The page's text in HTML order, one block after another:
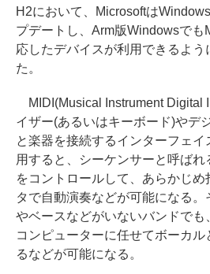
H2において、Microsoftは
プデートし、Arm版Windowsでも
応したデバイスが利用できるよう
た。
MIDI(Musical Instrument Digital
イザー(あるいはキーボード)やデ
と楽器を接続するインターフェイ
用すると、シーケンサーと呼ば
をコントロールして、あらかじ
タで自動演奏などが可能になる。
やベースなどがいないバンドでも
コンピューターに任せてボーカ
るなどが可能になる。